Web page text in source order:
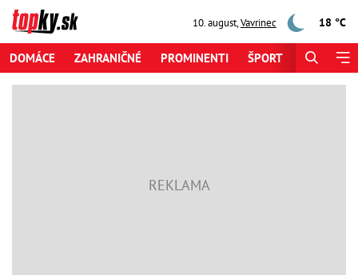
10. august,Vavrinec 18 °C
DOMÁCE ZAHRANIČNÉ PROMINENTI ŠPORT